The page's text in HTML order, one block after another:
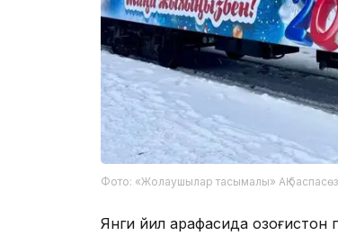
Фото: «Жолаушылар тасымалы» АҚ баспасөз
Янги йил арафасида